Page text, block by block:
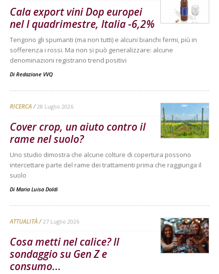
Cala export vini Dop europei
nel I quadrimestre, Italia -6,2%
Tengono gli spumanti (ma non tutti) e alcuni bianchi fermi, più in
sofferenza i rossi. Ma non si può generalizzare: alcune
denominazioni registrano trend positivi
Di Redazione VVQ
RICERCA 28 Luglio 2026
Cover crop, un aiuto contro il
rame nel suolo?
Uno studio dimostra che alcune colture di copertura possono
intercettare parte del rame dei trattamenti prima che raggiunga il
suolo
Di Maria Luisa Doldi
ATTUALITÀ 27 Luglio 2026
Cosa metti nel calice? Il
sondaggio su Gen Z e
consumo...